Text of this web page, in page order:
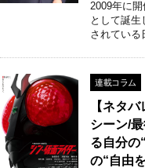
2009年に
として誕生
されている
連載コラム
【ネタ
シーン/
る自分の
の“自由